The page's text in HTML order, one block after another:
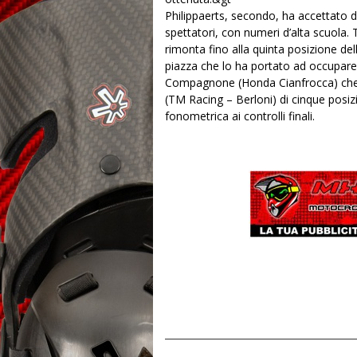
Philippaerts, secondo, ha accettato
spettatori, con numeri d’alta scuola.
rimonta fino alla quinta posizione
piazza che lo ha portato ad
Compagnone (Honda Cianfrocca)
(TM Racing – Berloni) di cinque
fonometrica ai controlli finali.